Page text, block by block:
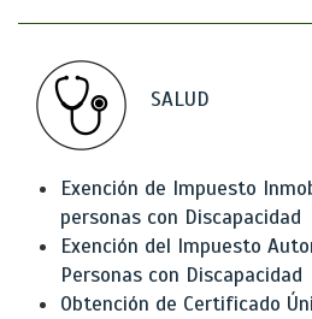
SALUD
Exención de Impuesto
personas con Discapacidad
Exención del Impuesto
Personas con Discapacidad
Obtención de Certificado